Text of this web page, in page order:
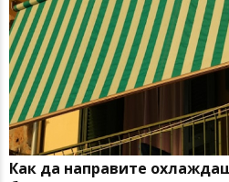
Как да направите